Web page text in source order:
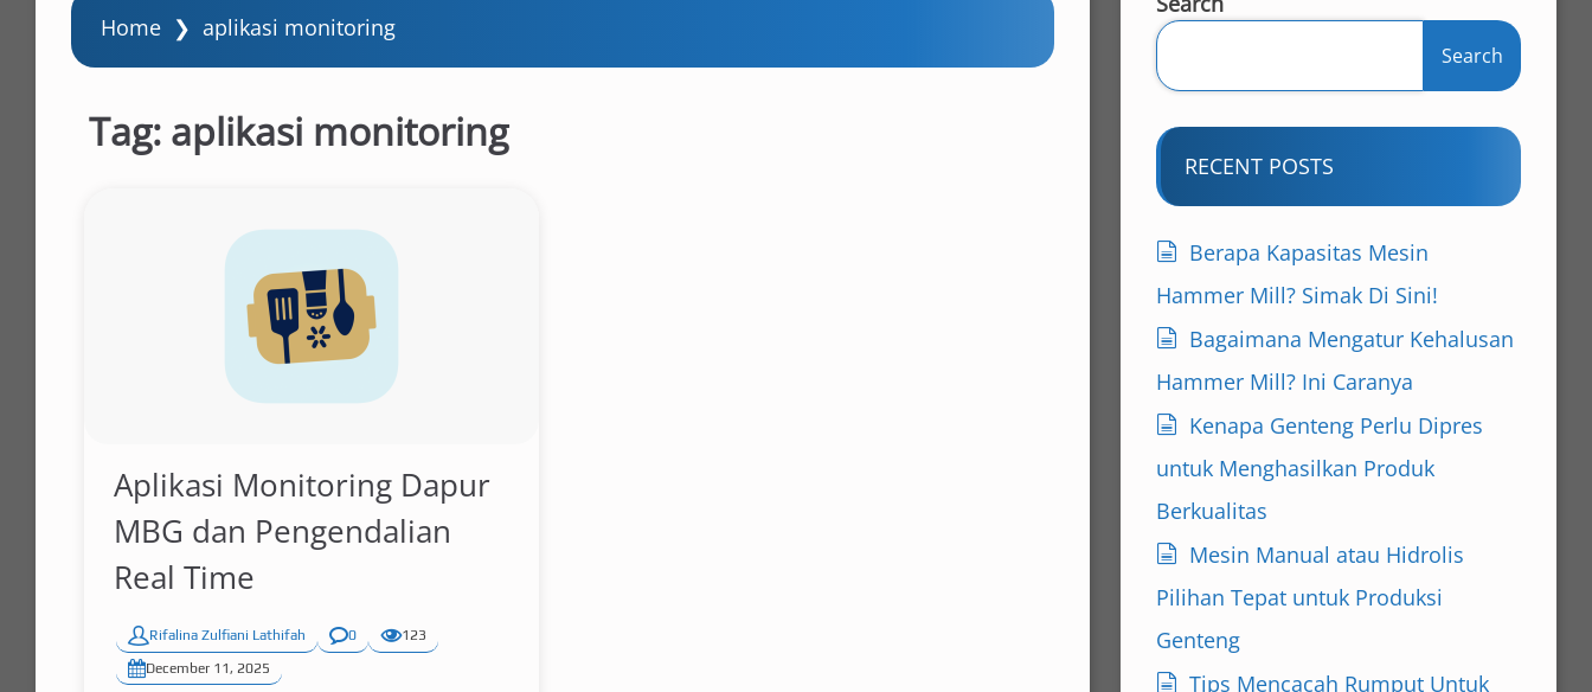
Home ❯ aplikasi monitoring
Tag: aplikasi monitoring
Aplikasi Monitoring Dapur
MBG dan Pengendalian
Real Time
Rifalina Zulfiani Lathifah 0
123
December 11, 2025
Search
RECENT POSTS
Berapa Kapasitas Mesin
Hammer Mill? Simak Di Sini!
Bagaimana Mengatur Kehalusan
Hammer Mill? Ini Caranya
Kenapa Genteng Perlu Dipres
untuk Menghasilkan Produk
Berkualitas
Mesin Manual atau Hidrolis
Pilihan Tepat untuk Produksi
Genteng
Tips Mencacah Rumput Untuk